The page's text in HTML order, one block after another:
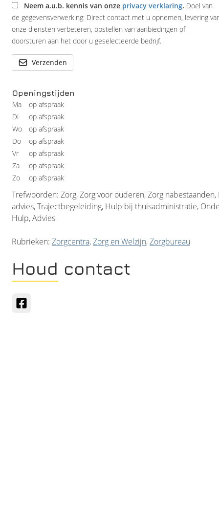
Neem a.u.b. kennis van onze privacy verklaring. Doel van
de gegevensverwerking: Direct contact met u opnemen, levering
onze diensten verbeteren, opstellen van aanbiedingen of
doorsturen aan het door u geselecteerde bedrijf.
Verzenden
Openingstijden
Ma
op afspraak
Di
op afspraak
Wo
op afspraak
Do
op afspraak
Vr
op afspraak
Za
op afspraak
Zo
op afspraak
Trefwoorden: Zorg, Zorg voor ouderen, Zorg nabestaanden,
advies, Trajectbegeleiding, Hulp bij thuisadministratie,
Hulp, Advies
Rubrieken: Zorgcentra,Zorg en Welzijn,Zorgbureau
Houd contact